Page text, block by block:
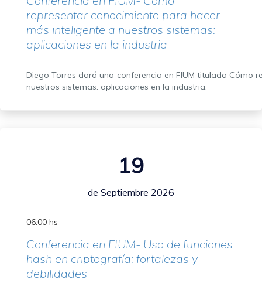
representar conocimiento para hacer
más inteligente a nuestros sistemas:
aplicaciones en la industria
Diego Torres dará una conferencia en FIUM titulada Cómo
nuestros sistemas: aplicaciones en la industria.
19
de Septiembre 2026
06:00 hs
Conferencia en FIUM- Uso de funciones
hash en criptografía: fortalezas y
debilidades